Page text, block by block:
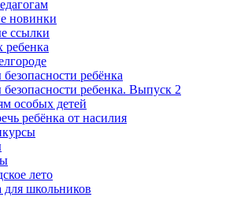
новинки
ссылки
ребенка
ребёнка
ребенка. Выпуск 2
особых детей
ребёнка от насилия
лето
для школьников